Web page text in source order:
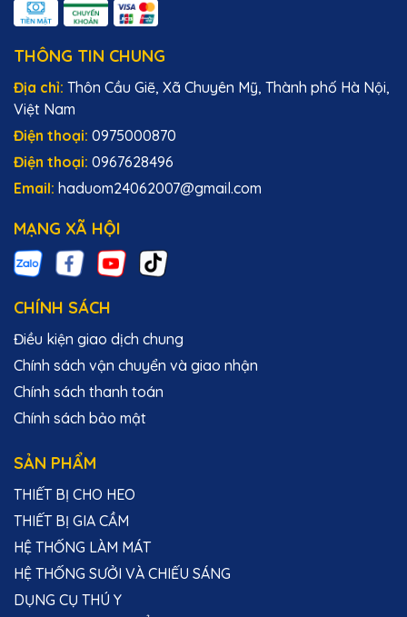
THÔNG TIN CHUNG
Địa chỉ: Thôn Cầu Giẽ, Xã Chuyên Mỹ, Thành phố Hà Nội,
Việt Nam
Điện thoại: 0975000870
Điện thoại: 0967628496
Email: haduom24062007@gmail.com
MẠNG XÃ HỘI
CHÍNH SÁCH
Điều kiện giao dịch chung
Chính sách vận chuyển và giao nhận
Chính sách thanh toán
Chính sách bảo mật
SẢN PHẨM
THIẾT BỊ CHO HEO
THIẾT BỊ GIA CẦM
HỆ THỐNG LÀM MÁT
HỆ THỐNG SƯỞI VÀ CHIẾU SÁNG
DỤNG CỤ THÚ Y